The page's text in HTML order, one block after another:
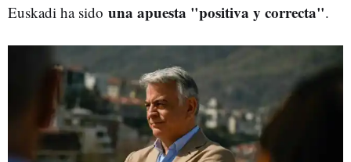
Euskadi ha sido una apuesta "positiva y correcta".